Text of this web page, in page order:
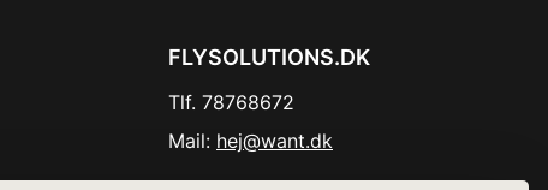
FLYSOLUTIONS.DK
Tlf. 78768672
Mail: hej@want.dk